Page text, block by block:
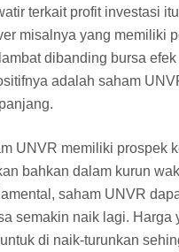
terkait profit investasi
misalnya yang memiliki
dibanding bursa
adalah saham
UNVR memiliki prospek
bahkan dalam kurun
saham UNVR
semakin naik lagi. Harga
di naik-turunkan